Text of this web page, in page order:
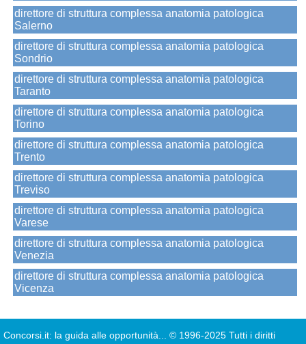
direttore di struttura complessa anatomia patologica
Salerno
direttore di struttura complessa anatomia patologica
Sondrio
direttore di struttura complessa anatomia patologica
Taranto
direttore di struttura complessa anatomia patologica
Torino
direttore di struttura complessa anatomia patologica
Trento
direttore di struttura complessa anatomia patologica
Treviso
direttore di struttura complessa anatomia patologica
Varese
direttore di struttura complessa anatomia patologica
Venezia
direttore di struttura complessa anatomia patologica
Vicenza
Concorsi.it: la guida alle opportunità... © 1996-2025 Tutti i diritti